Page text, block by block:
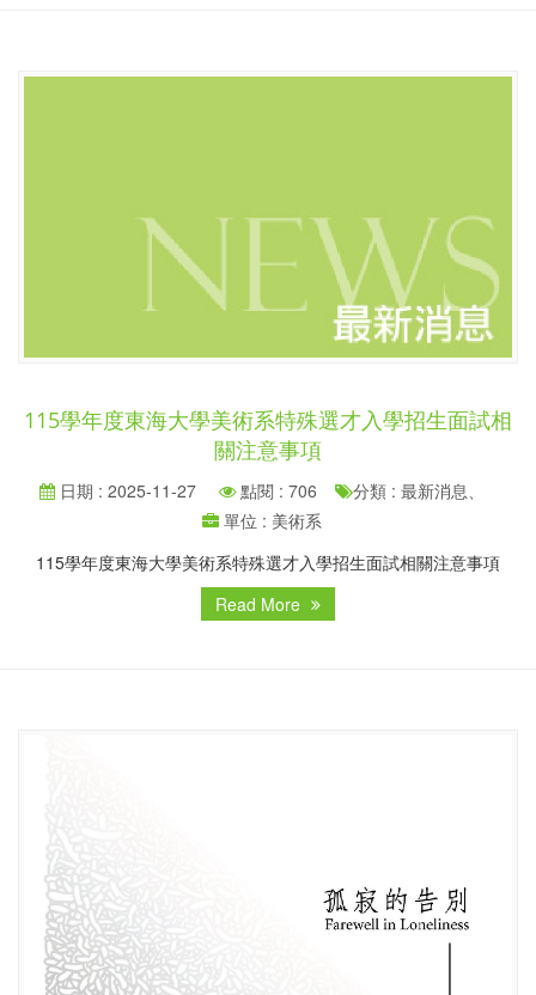
115學年度東海大學美術系特殊選才入學招生面試相
關注意事項
日期 : 2025-11-27 點閱 : 706
分類 : 最新消息、
單位 : 美術系
115學年度東海大學美術系特殊選才入學招生面試相關注意事項
Read More